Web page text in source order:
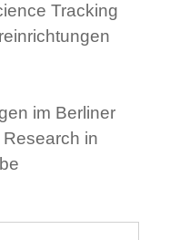
Tracking
im Berliner
in